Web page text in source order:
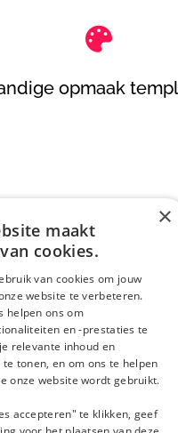

opmaak
×
maakt
cookies.
van cookies om jouw
website te verbeteren.
helpen ons om
en -prestaties te
relevante inhoud en
tonen, en om ons te helpen
onze website wordt gebruikt.
accepteren" te klikken, geef